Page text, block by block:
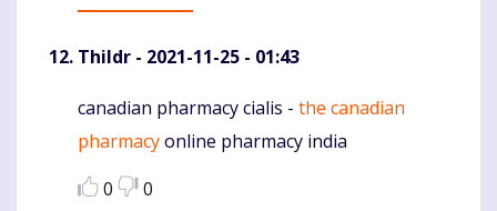
Thildr - 2021-11-25 - 01:43
Komentaras
canadian pharmacy cialis - the canadian
pharmacyonline pharmacy india
0
0